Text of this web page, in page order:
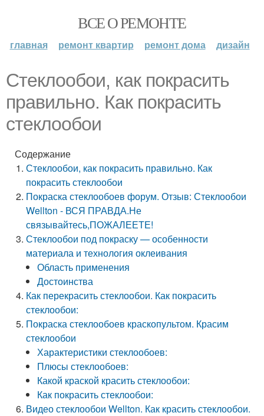
ВСЕ О РЕМОНТЕ
главная ремонт квартир ремонт дома дизайн
Стеклообои, как покрасить
правильно. Как покрасить
стеклообои
Содержание
Стеклообои, как покрасить правильно. Как
покрасить стеклообои
Покраска стеклообоев форум. Отзыв: Стеклообои
Wellton - ВСЯ ПРАВДА.Не
связывайтесь,ПОЖАЛЕЕТЕ!
Стеклообои под покраску — особенности
материала и технология оклеивания
Область применения
Достоинства
Как перекрасить стеклообои. Как покрасить
стеклообои:
Покраска стеклообоев краскопультом. Красим
стеклообои
Характеристики стеклообоев:
Плюсы стеклообоев:
Какой краской красить стеклообои:
Как покрасить стеклообои:
Видео стеклообои Wellton. Как красить стеклообои.